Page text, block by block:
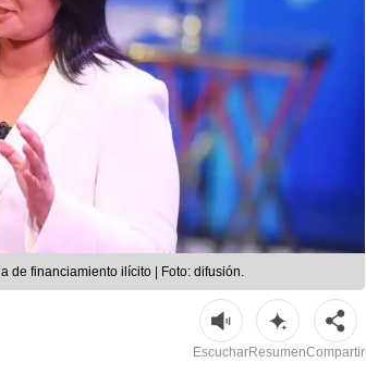
de financiamiento ilícito | Foto: difusión.
EscucharResumenCompartir